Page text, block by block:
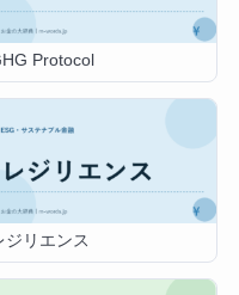
Protocol
ジリエンス